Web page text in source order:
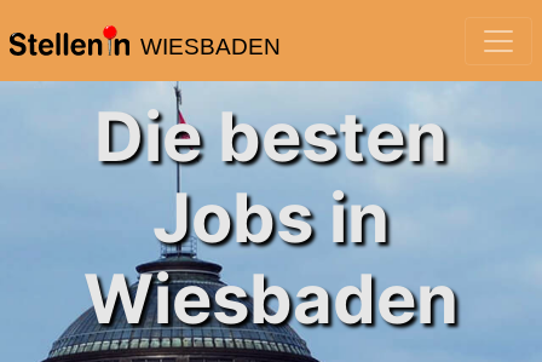
WIESBADEN
Die besten
Jobs in
Wiesbaden